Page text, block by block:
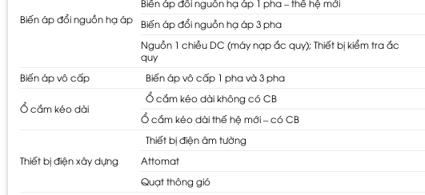
Biến áp đổi nguồn hạ áp
Biến áp đổi nguồn hạ áp 1 pha – thế hệ mới
Biến áp đổi nguồn hạ áp 3 pha
Nguồn 1 chiều DC (máy nạp ắc quy); Thiết bị kiểm tra ắc
quy
Biến áp vô cấp Biến áp vô cấp 1 pha và 3 pha
Ổ cắm kéo dài
Ổ cắm kéo dài không có CB
Ổ cắm kéo dài thế hệ mới – có CB
Thiết bị điện xây dựng
Thiết bị điện âm tường
Attomat
Quạt thông gió